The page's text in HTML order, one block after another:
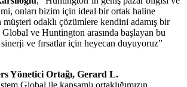
onları bizim için ideal bir ortak haline
odaklı çözümlere kendini adamış bir
ve Huntington arasında başlayan bu
sinerji ve fırsatlar için heyecan duyuyoruz”
Yönetici Ortağı, Gerard L.
Global ile kapsamlı ortaklığımızın